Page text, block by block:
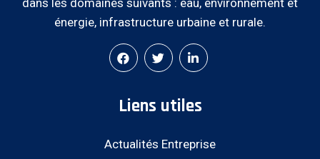
dans les domaines suivants : eau, environnement et
énergie, infrastructure urbaine et rurale.
Liens utiles
Actualités Entreprise